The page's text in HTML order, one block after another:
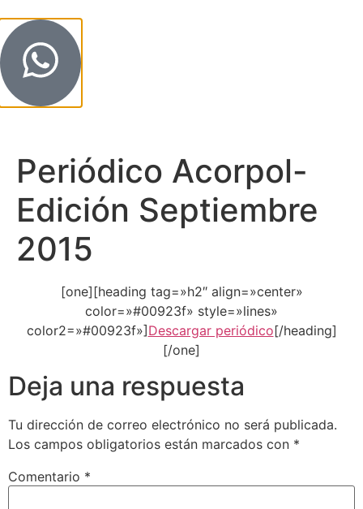
Periódico Acorpol-
Edición Septiembre
2015
[one][heading tag=»h2″ align=»center»
color=»#00923f» style=»lines»
color2=»#00923f»] Descargar periódico[/heading]
[/one]
Deja una respuesta
Tu dirección de correo electrónico no será publicada.
Los campos obligatorios están marcados con *
Comentario *